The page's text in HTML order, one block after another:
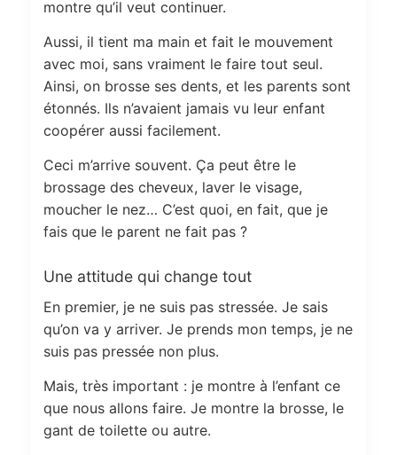
montre qu’il veut continuer.
Aussi, il tient ma main et fait le mouvement
avec moi, sans vraiment le faire tout seul.
Ainsi, on brosse ses dents, et les parents sont
étonnés. Ils n’avaient jamais vu leur enfant
coopérer aussi facilement.
Ceci m’arrive souvent. Ça peut être le
brossage des cheveux, laver le visage,
moucher le nez… C’est quoi, en fait, que je
fais que le parent ne fait pas ?
Une attitude qui change tout
En premier, je ne suis pas stressée. Je sais
qu’on va y arriver. Je prends mon temps, je ne
suis pas pressée non plus.
Mais, très important : je montre à l’enfant ce
que nous allons faire. Je montre la brosse, le
gant de toilette ou autre.